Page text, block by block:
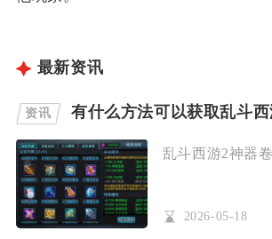
最新资讯
资讯 有什么方法可以获取乱斗
乱斗西游2神器
2026-05-18